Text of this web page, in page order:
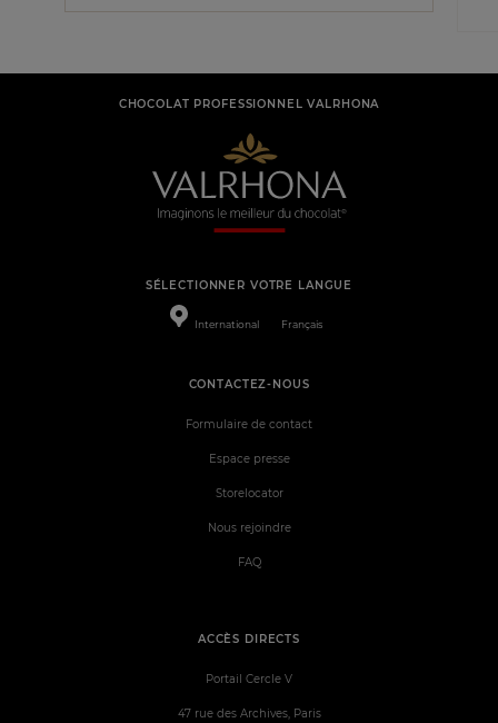
CHOCOLAT PROFESSIONNEL VALRHONA
SÉLECTIONNER VOTRE LANGUE
International Français
ACCÈS DIRECTS
Portail Cercle V
47 rue des Archives, Paris
CONTACTEZ-NOUS
Formulaire de contact
Espace presse
Storelocator
Nous rejoindre
FAQ